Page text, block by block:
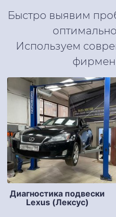
Быстро выявим
Используем
Диагностика подвески
Lexus (Лексус)